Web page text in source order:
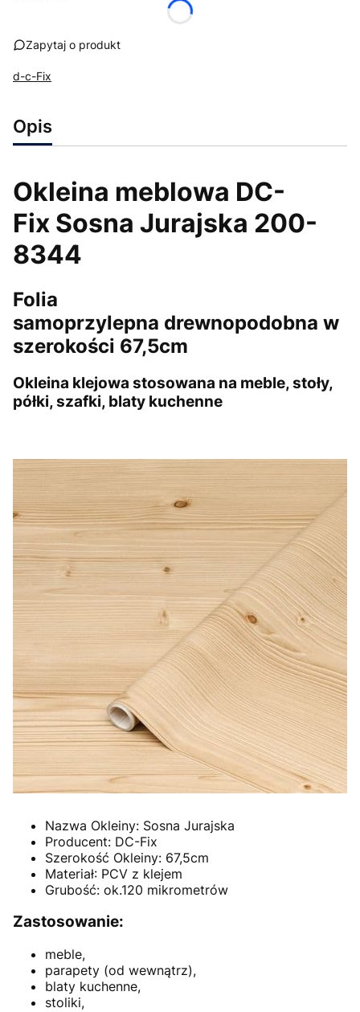
Zapytaj o produkt
d-c-Fix
Opis
Okleina meblowa DC-
Fix Sosna Jurajska 200-
8344
Folia
samoprzylepna drewnopodobna w
szerokości 67,5cm
Okleina klejowa stosowana na meble, stoły,
półki, szafki, blaty kuchenne
Nazwa Okleiny: Sosna Jurajska
Producent: DC-Fix
Szerokość Okleiny: 67,5cm
Materiał: PCV z klejem
Grubość: ok.120 mikrometrów
Zastosowanie:
meble,
parapety (od wewnątrz),
blaty kuchenne,
stoliki,